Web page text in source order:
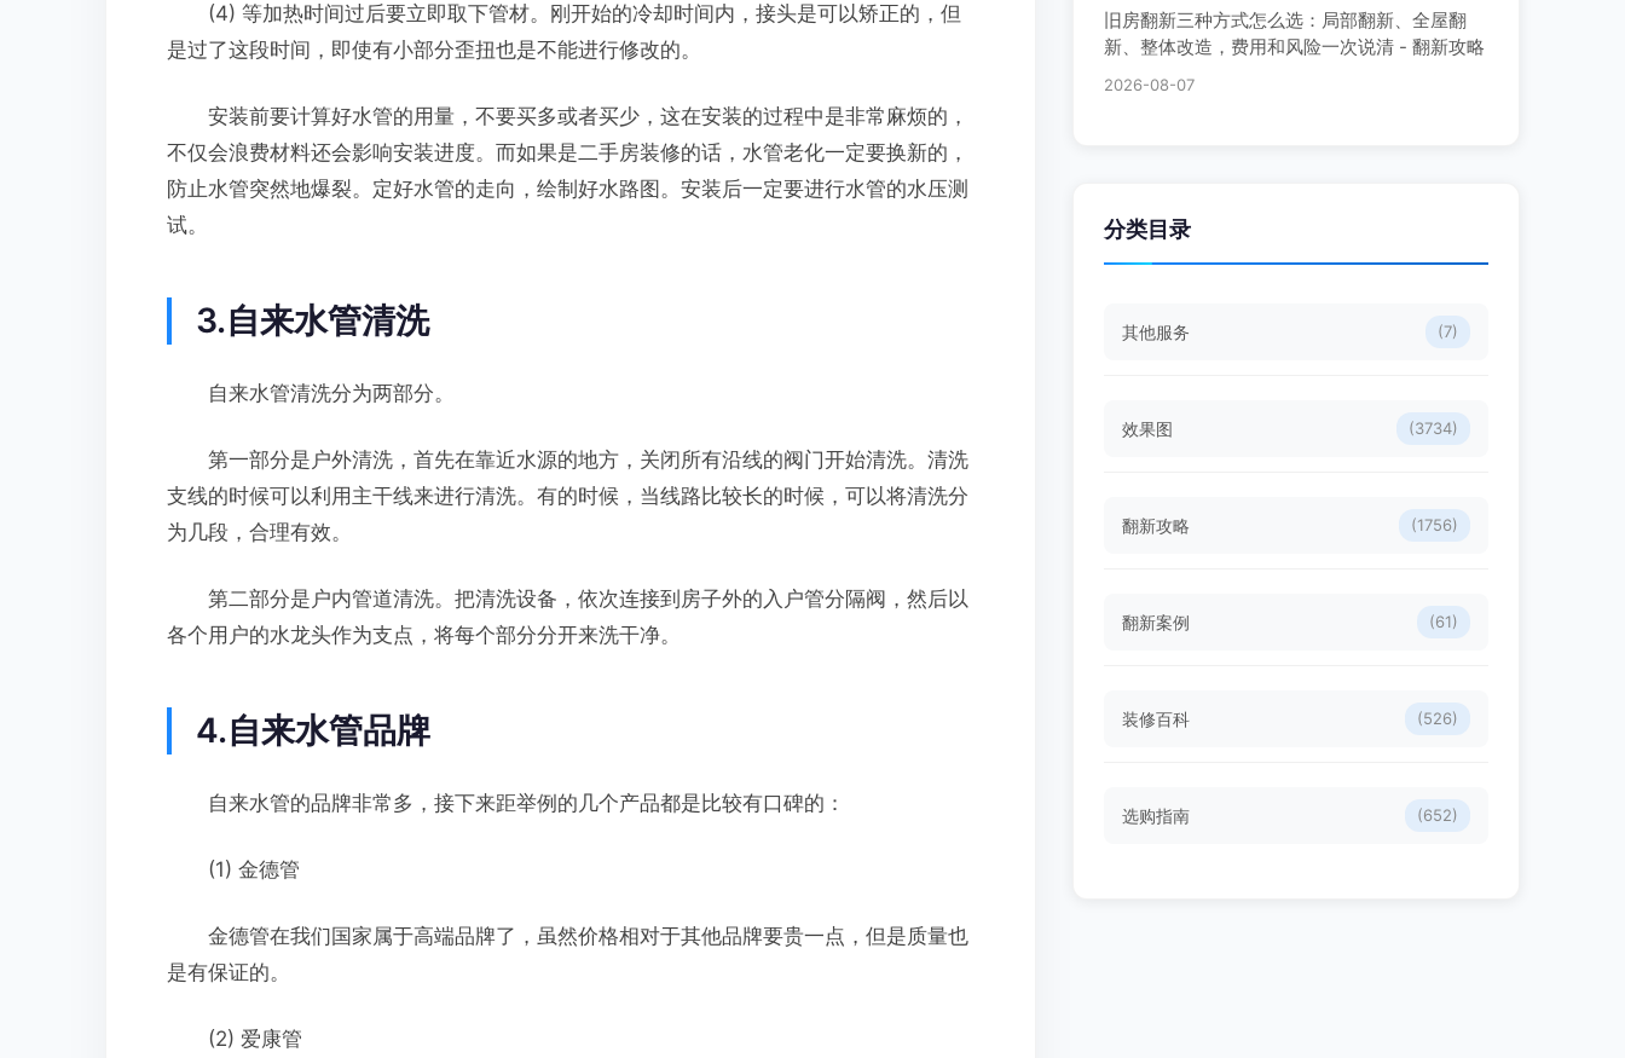
(4) 等加热时间过后要立即取下管材。刚开始的冷却时间内，接头是可以矫正的，但
是过了这段时间，即使有小部分歪扭也是不能进行修改的。
安装前要计算好水管的用量，不要买多或者买少，这在安装的过程中是非常麻烦的，
不仅会浪费材料还会影响安装进度。而如果是二手房装修的话，水管老化一定要换新的，
防止水管突然地爆裂。定好水管的走向，绘制好水路图。安装后一定要进行水管的水压测
试。
3.自来水管清洗
自来水管清洗分为两部分。
第一部分是户外清洗，首先在靠近水源的地方，关闭所有沿线的阀门开始清洗。清洗
支线的时候可以利用主干线来进行清洗。有的时候，当线路比较长的时候，可以将清洗分
为几段，合理有效。
第二部分是户内管道清洗。把清洗设备，依次连接到房子外的入户管分隔阀，然后以
各个用户的水龙头作为支点，将每个部分分开来洗干净。
4.自来水管品牌
自来水管的品牌非常多，接下来距举例的几个产品都是比较有口碑的：
(1) 金德管
金德管在我们国家属于高端品牌了，虽然价格相对于其他品牌要贵一点，但是质量也
是有保证的。
(2) 爱康管
旧房翻新三种方式怎么选：局部翻新、全屋翻
新、整体改造，费用和风险一次说清 - 翻新攻略
2026-08-07
分类目录
其他服务 (7)
效果图 (3734)
翻新攻略 (1756)
翻新案例 (61)
装修百科 (526)
选购指南 (652)